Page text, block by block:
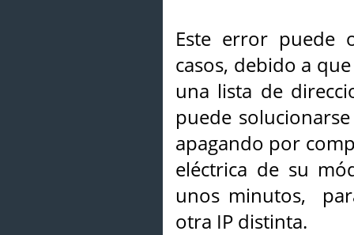
Este error puede
casos, debido a
una lista de
puede
apagando por
eléctrica de su
unos minutos,
otra IP distinta.